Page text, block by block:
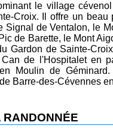
le village
Croix. Il offre un
Signal de Ventalon, le
de Barette, le Mont
Gardon de Sainte-
de l'Hospitalet en
Moulin de
Barre-des-Cévennes